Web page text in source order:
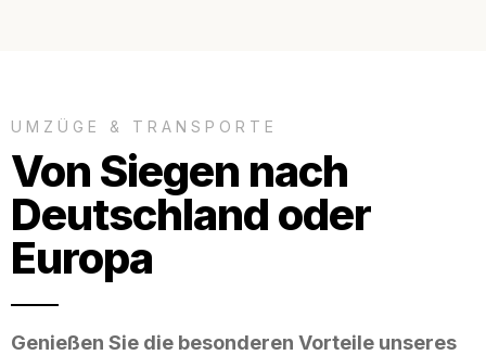
UMZÜGE & TRANSPORTE
Von Siegen nach
Deutschland oder
Europa
Genießen Sie die besonderen Vorteile unseres